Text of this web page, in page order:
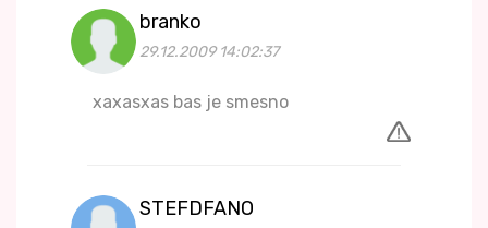
branko
29.12.2009 14:02:37
xaxasxas bas je smesno
STEFDFANO